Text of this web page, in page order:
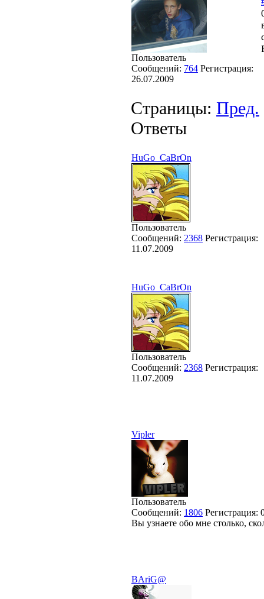
Пользователь
Сообщений: 764 Регистрация:
26.07.2009
Страницы: Пред.
Ответы
HuGo_CaBrOn
Пользователь
Сообщений: 2368 Регистрация:
11.07.2009
HuGo_CaBrOn
Пользователь
Сообщений: 2368 Регистрация:
11.07.2009
Vipler
Пользователь
Сообщений: 1806 Регистрация:
Вы узнаете обо мне столько,
BAriG@